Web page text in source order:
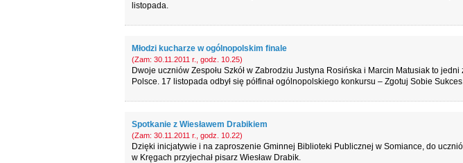
listopada.
Młodzi kucharze w ogólnopolskim finale
(Zam: 30.11.2011 r., godz. 10.25)
Dwoje uczniów Zespołu Szkół w Zabrodziu Justyna Rosińska i Marcin Matusiak to
Polsce. 17 listopada odbył się półfinał ogólnopolskiego konkursu – Zgotuj Sobie
Spotkanie z Wiesławem Drabikiem
(Zam: 30.11.2011 r., godz. 10.22)
Dzięki inicjatywie i na zaproszenie Gminnej Biblioteki Publicznej w Somiance, do
w Kręgach przyjechał pisarz Wiesław Drabik.